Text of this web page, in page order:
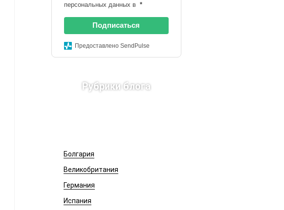
персональных данных в *
Подписаться
Предоставлено SendPulse
Рубрики блога
Болгария
Великобритания
Германия
Испания